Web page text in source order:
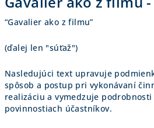
p
i
č
l
á
n
“Gavalier ako z filmu”
(ďalej len "súťaž")
Nasledujúci text upravuje
spôsob a postup pri vykonávaní
realizáciu a vymedzuje podrobnosti
povinnostiach účastníkov.